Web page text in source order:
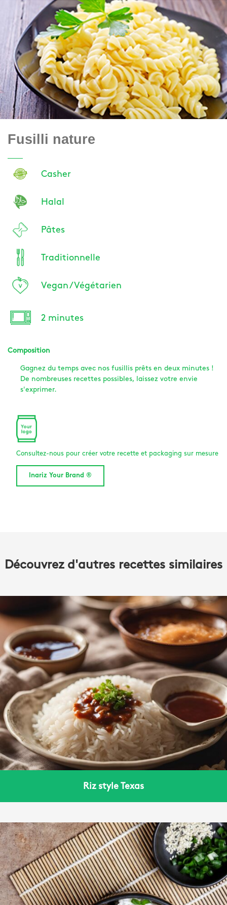
Fusilli nature
Casher
Halal
Pâtes
Traditionnelle
Vegan / Végétarien
2 minutes
Composition
Gagnez du temps avec nos fusillis prêts en deux minutes !
De nombreuses recettes possibles, laissez votre envie
s'exprimer.
Consultez-nous pour créer votre recette et packaging sur mesure
Inariz Your Brand ®
Découvrez d'autres recettes similaires
Riz style Texas